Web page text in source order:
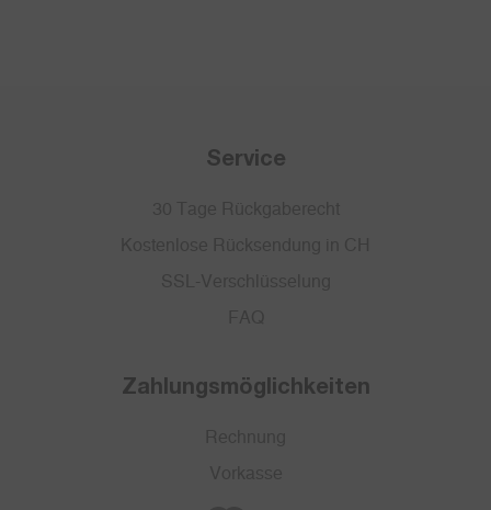
Service
Zahlungsmöglichkeiten